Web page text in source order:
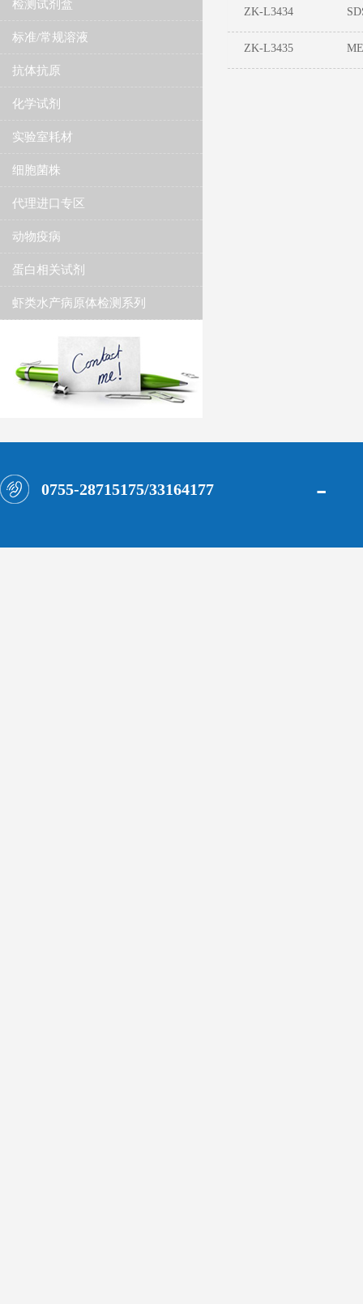
检测试剂盒
标准/常规溶液
抗体抗原
化学试剂
实验室耗材
细胞菌株
代理进口专区
动物疫病
蛋白相关试剂
虾类水产病原体检测系列
ZK-L3434
ZK-L3435
0755-28715175/33164177 -